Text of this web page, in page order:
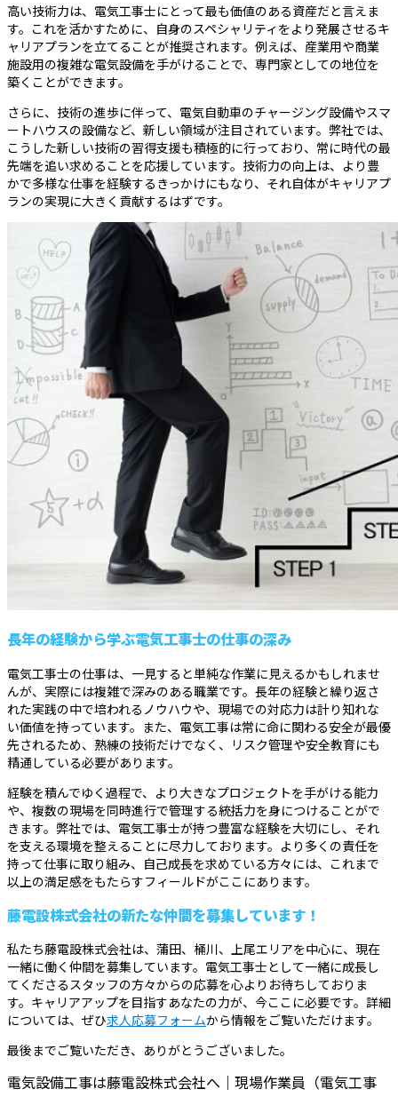
高い技術力は、電気工事士にとって最も価値のある資産だと言えま
す。これを活かすために、自身のスペシャリティをより発展させるキ
ャリアプランを立てることが推奨されます。例えば、産業用や商業
施設用の複雑な電気設備を手がけることで、専門家としての地位を
築くことができます。
さらに、技術の進歩に伴って、電気自動車のチャージング設備やスマ
ートハウスの設備など、新しい領域が注目されています。弊社では、
こうした新しい技術の習得支援も積極的に行っており、常に時代の最
先端を追い求めることを応援しています。技術力の向上は、より豊
かで多様な仕事を経験するきっかけにもなり、それ自体がキャリアプ
ランの実現に大きく貢献するはずです。
長年の経験から学ぶ電気工事士の仕事の深み
電気工事士の仕事は、一見すると単純な作業に見えるかもしれませ
んが、実際には複雑で深みのある職業です。長年の経験と繰り返さ
れた実践の中で培われるノウハウや、現場での対応力は計り知れな
い価値を持っています。また、電気工事は常に命に関わる安全が最優
先されるため、熟練の技術だけでなく、リスク管理や安全教育にも
精通している必要があります。
経験を積んでゆく過程で、より大きなプロジェクトを手がける能力
や、複数の現場を同時進行で管理する統括力を身につけることがで
きます。弊社では、電気工事士が持つ豊富な経験を大切にし、それ
を支える環境を整えることに尽力しております。より多くの責任を
持って仕事に取り組み、自己成長を求めている方々には、これまで
以上の満足感をもたらすフィールドがここにあります。
藤電設株式会社の新たな仲間を募集しています！
私たち藤電設株式会社は、蒲田、桶川、上尾エリアを中心に、現在
一緒に働く仲間を募集しています。電気工事士として一緒に成長し
てくださるスタッフの方々からの応募を心よりお待ちしておりま
す。キャリアアップを目指すあなたの力が、今ここに必要です。詳細
については、ぜひ求人応募フォームから情報をご覧いただけます。
最後までご覧いただき、ありがとうございました。
電気設備工事は藤電設株式会社へ｜現場作業員（電気工事